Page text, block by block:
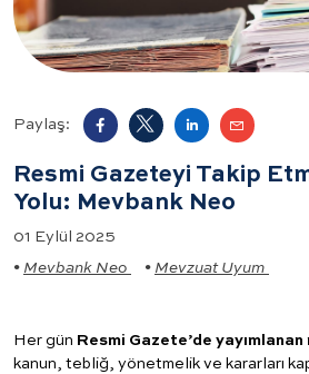
Paylaş:
Resmi Gazeteyi Takip
Yolu: Mevbank Neo
01 Eylül 2025
• Mevbank Neo • Mevzuat Uyum
Her gün Resmi Gazete’de
kanun, tebliğ, yönetmelik ve kararları